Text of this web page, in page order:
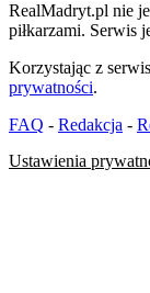
RealMadryt.pl nie
piłkarzami. Serwis
Korzystając z
prywatności.
FAQ - Redakcja -
Ustawienia